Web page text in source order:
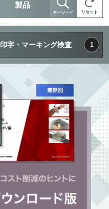
製品
キーワード リセット
印字・マーキング検査 1